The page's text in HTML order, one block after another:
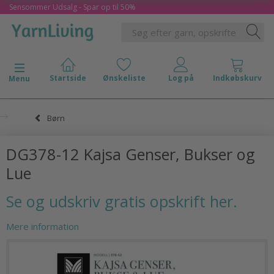
Sensommer Udsalg - Spar op til 50%
Skifte navigation
Menu
Børn
DG378-12 Kajsa Genser, Bukser og
Lue
Se og udskriv gratis opskrift her.
Mere information